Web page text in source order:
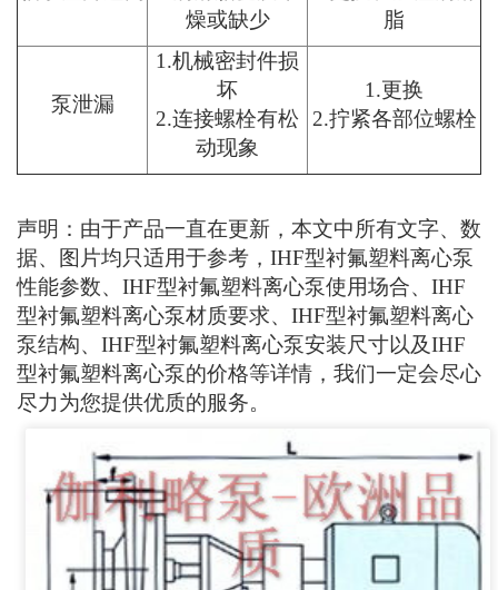
燥或缺少
脂
泵泄漏
1.机械密封件损
坏
2.连接螺栓有松
动现象
1.更换
2.拧紧各部位螺栓
声明：由于产品一直在更新，本文中所有文字、数
据、图片均只适用于参考，IHF型衬氟塑料离心泵
性能参数、IHF型衬氟塑料离心泵使用场合、IHF
型衬氟塑料离心泵材质要求、IHF型衬氟塑料离心
泵结构、IHF型衬氟塑料离心泵安装尺寸以及IHF
型衬氟塑料离心泵的价格等详情，我们一定会尽心
尽力为您提供优质的服务。